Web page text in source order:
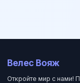
Велес Вояж
Откройте мир с нами!